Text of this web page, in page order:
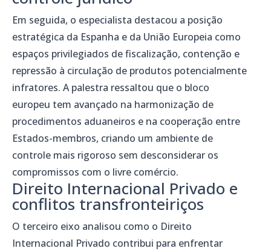
Em seguida, o especialista destacou a posição
estratégica da Espanha e da União Europeia como
espaços privilegiados de fiscalização, contenção e
repressão à circulação de produtos potencialmente
infratores. A palestra ressaltou que o bloco
europeu tem avançado na harmonização de
procedimentos aduaneiros e na cooperação entre
Estados-membros, criando um ambiente de
controle mais rigoroso sem desconsiderar os
compromissos com o livre comércio.
Direito Internacional Privado e
conflitos transfronteiriços
O terceiro eixo analisou como o Direito
Internacional Privado contribui para enfrentar